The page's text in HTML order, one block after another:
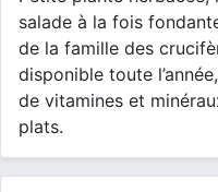
salade à la fois
de la famille des
disponible toute
de vitamines et
plats.